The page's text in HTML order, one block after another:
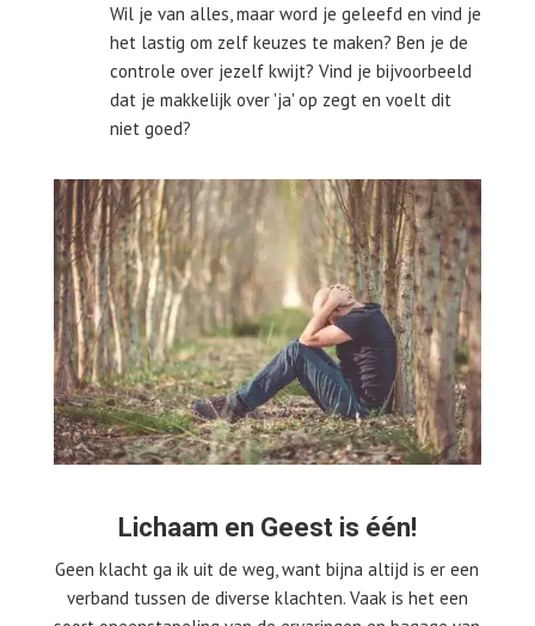
Wil je van alles, maar word je geleefd en vind je
het lastig om zelf keuzes te maken? Ben je de
controle over jezelf kwijt? Vind je bijvoorbeeld
dat je makkelijk over 'ja' op zegt en voelt dit
niet goed?
Lichaam en Geest is één!
Geen klacht ga ik uit de weg, want bijna altijd is er een
verband tussen de diverse klachten. Vaak is het een